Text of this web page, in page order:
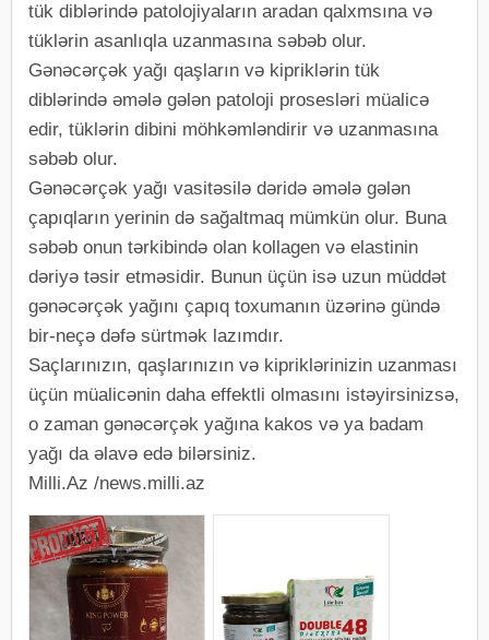
tük diblərində patolojiyaların aradan qalxmsına və
tüklərin asanlıqla uzanmasına səbəb olur.
Gənəcərçək yağı qaşların və kipriklərin tük
diblərində əmələ gələn patoloji prosesləri müalicə
edir, tüklərin dibini möhkəmləndirir və uzanmasına
səbəb olur.
Gənəcərçək yağı vasitəsilə dəridə əmələ gələn
çapıqların yerinin də sağaltmaq mümkün olur. Buna
səbəb onun tərkibində olan kollagen və elastinin
dəriyə təsir etməsidir. Bunun üçün isə uzun müddət
gənəcərçək yağını çapıq toxumanın üzərinə gündə
bir-neçə dəfə sürtmək lazımdır.
Saçlarınızın, qaşlarınızın və kipriklərinizin uzanması
üçün müalicənin daha effektli olmasını istəyirsinizsə,
o zaman gənəcərçək yağına kakos və ya badam
yağı da əlavə edə bilərsiniz.
Milli.Az /news.milli.az